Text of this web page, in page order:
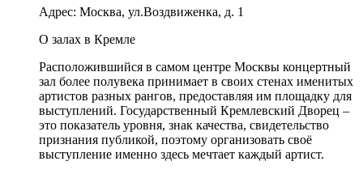
Адрес: Москва, ул.Воздвиженка, д. 1
О залах в Кремле
Расположившийся в самом центре Москвы концертный
зал более полувека принимает в своих стенах именитых
артистов разных рангов, предоставляя им площадку для
выступлений. Государственный Кремлевский Дворец –
это показатель уровня, знак качества, свидетельство
признания публикой, поэтому организовать своё
выступление именно здесь мечтает каждый артист.